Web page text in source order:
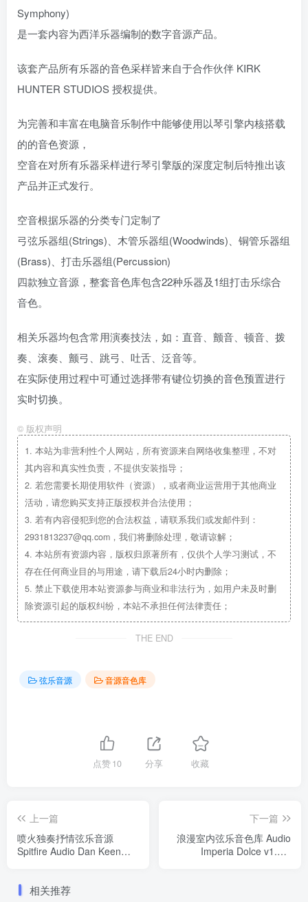
Symphony)
是一套内容为西洋乐器编制的数字音源产品。
该套产品所有乐器的音色采样皆来自于合作伙伴 KIRK
HUNTER STUDIOS 授权提供。
为完善和丰富在电脑音乐制作中能够使用以琴引擎内核搭载
的的音色资源，
空音在对所有乐器采样进行琴引擎版的深度定制后特推出该
产品并正式发行。
空音根据乐器的分类专门定制了
弓弦乐器组(Strings)、木管乐器组(Woodwinds)、铜管乐器组
(Brass)、打击乐器组(Percussion)
四款独立音源，整套音色库包含22种乐器及1组打击乐综合
音色。
相关乐器均包含常用演奏技法，如：直音、颤音、顿音、拨
奏、滚奏、颤弓、跳弓、吐舌、泛音等。
在实际使用过程中可通过选择带有键位切换的音色预置进行
实时切换。
© 版权声明
1. 本站为非营利性个人网站，所有资源来自网络收集整理，不对
其内容和真实性负责，不提供安装指导；
2. 若您需要长期使用软件（资源），或者商业运营用于其他商业
活动，请您购买支持正版授权并合法使用；
3. 若有内容侵犯到您的合法权益，请联系我们或发邮件到：
2931813237@qq.com，我们将删除处理，敬请谅解；
4. 本站所有资源内容，版权归原著所有，仅供个人学习测试，不
存在任何商业目的与用途，请下载后24小时内删除；
5. 禁止下载使用本站资源参与商业和非法行为，如用户未及时删
除资源引起的版权纠纷，本站不承担任何法律责任；
THE END
弦乐音源 音源音色库
点赞10 分享 收藏
上一篇
喷火独奏抒情弦乐音源
Spitfire Audio Dan Keen
下一篇
浪漫室内弦乐音色库 Audio
Imperia Dolce v1.0.1
相关推荐